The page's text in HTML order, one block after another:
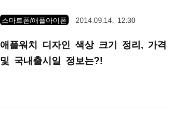
스마트폰/애플아이폰 2014.09.14. 12:30
애플워치 디자인 색상 크기 정리, 가격
및 국내출시일 정보는?!